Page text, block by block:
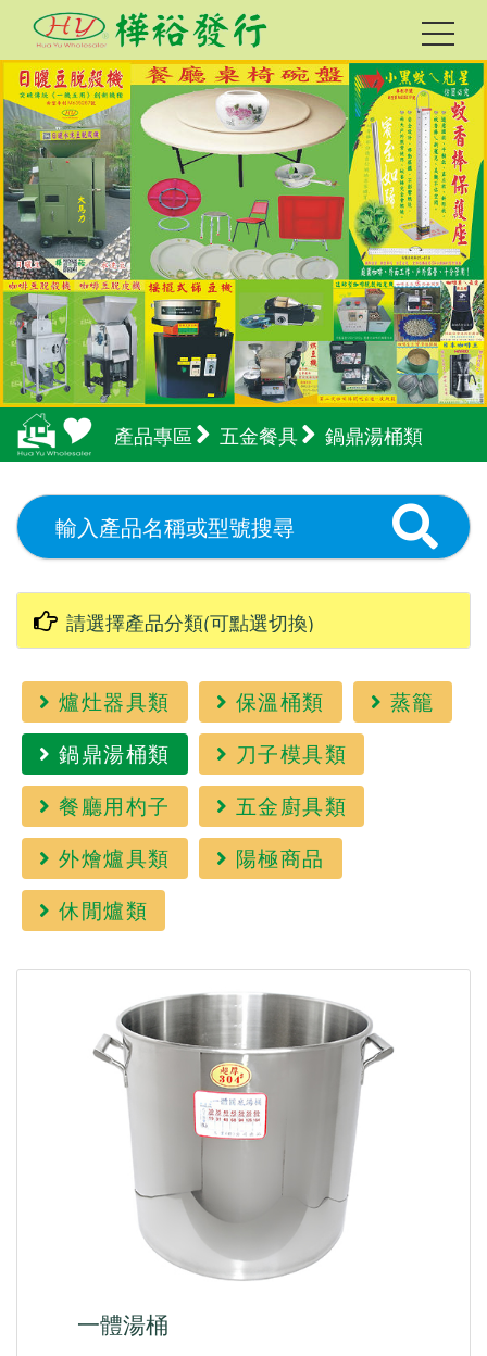
產品專區 五金餐具 鍋鼎湯桶類
爐灶器具類 保溫桶類
蒸籠
鍋鼎湯桶類
刀子模具類
餐廳用杓子
五金廚具類
外燴爐具類
陽極商品
休閒爐類
一體湯桶